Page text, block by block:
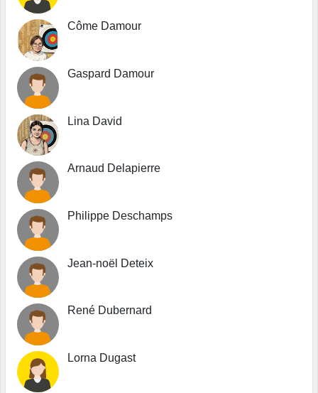
Côme Damour
Gaspard Damour
Lina David
Arnaud Delapierre
Philippe Deschamps
Jean-noël Deteix
René Dubernard
Lorna Dugast